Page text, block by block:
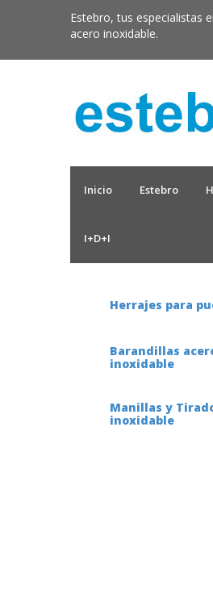
Estebro, tus especialistas
acero inoxidable.
Inicio Estebro
I+D+I
Herrajes para
Barandillas
inoxidable
Manillas y
inoxidable